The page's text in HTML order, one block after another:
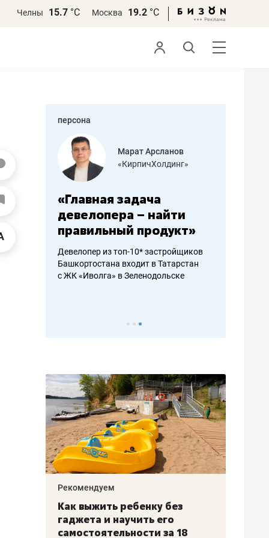
Челны 15.7 °С Москва 19.2 °С
персона
Марат Арсланов
«КирпичХолдинг»
«Главная задача
девелопера – найти
правильный продукт»
Девелопер из топ-10* застройщиков
Башкортостана входит в Татарстан
с ЖК «Иволга» в Зеленодольске
Рекомендуем
Как выжить ребенку без
гаджета и научить его
самостоятельности за 18